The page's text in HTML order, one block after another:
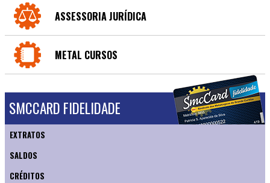
ASSESSORIA JURÍDICA
METAL CURSOS
SMCCARD FIDELIDADE
EXTRATOS
SALDOS
CRÉDITOS